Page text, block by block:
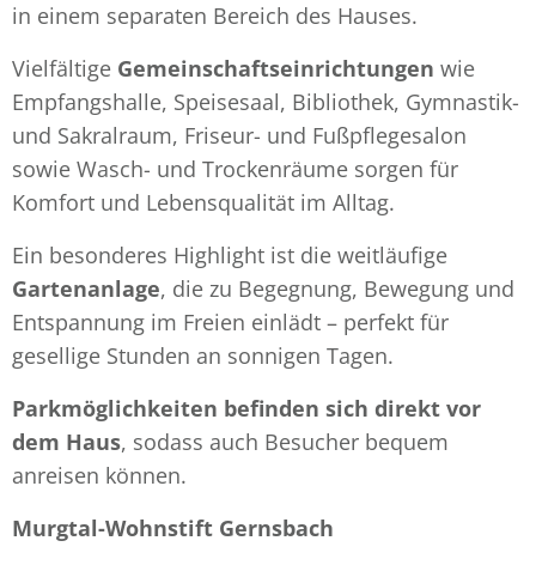
in einem separaten Bereich des Hauses.
Vielfältige Gemeinschaftseinrichtungen wie
Empfangshalle, Speisesaal, Bibliothek, Gymnastik-
und Sakralraum, Friseur- und Fußpflegesalon
sowie Wasch- und Trockenräume sorgen für
Komfort und Lebensqualität im Alltag.
Ein besonderes Highlight ist die weitläufige
Gartenanlage, die zu Begegnung, Bewegung und
Entspannung im Freien einlädt – perfekt für
gesellige Stunden an sonnigen Tagen.
Parkmöglichkeiten befinden sich direkt vor
dem Haus, sodass auch Besucher bequem
anreisen können.
Murgtal-Wohnstift Gernsbach